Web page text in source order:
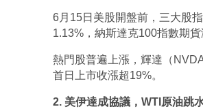
6月15日美股開盤前，三大股
1.13%，納斯達克100指數期貨
熱門股普遍上漲，輝達（
首日上市收漲超19%。
2. 美伊達成協議，WTI原油跳